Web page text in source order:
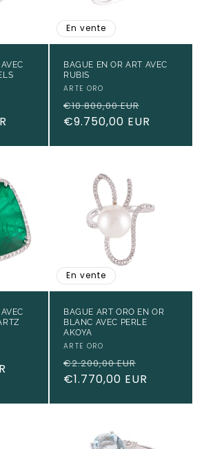
promotionnel
En vente
BAGUE EN OR ART AVEC
RUBIS
Fournisseur :
ARTE ORO
Prix
habituel
€10.800,00 EUR
€9.750,00 EUR
promotionnel
En vente
BAGUE ART ORO EN OR
BLANC AVEC PERLE
AKOYA
Fournisseur :
ARTE ORO
Prix
habituel
€2.200,00 EUR
€1.770,00 EUR